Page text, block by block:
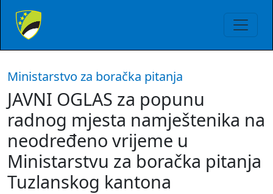
Ministarstvo za boračka pitanja
JAVNI OGLAS za popunu
radnog mjesta namještenika na
neodređeno vrijeme u
Ministarstvu za boračka pitanja
Tuzlanskog kantona